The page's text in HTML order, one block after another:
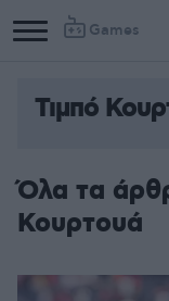
Games
Τιμπό
Όλα τα
Κουρτουά